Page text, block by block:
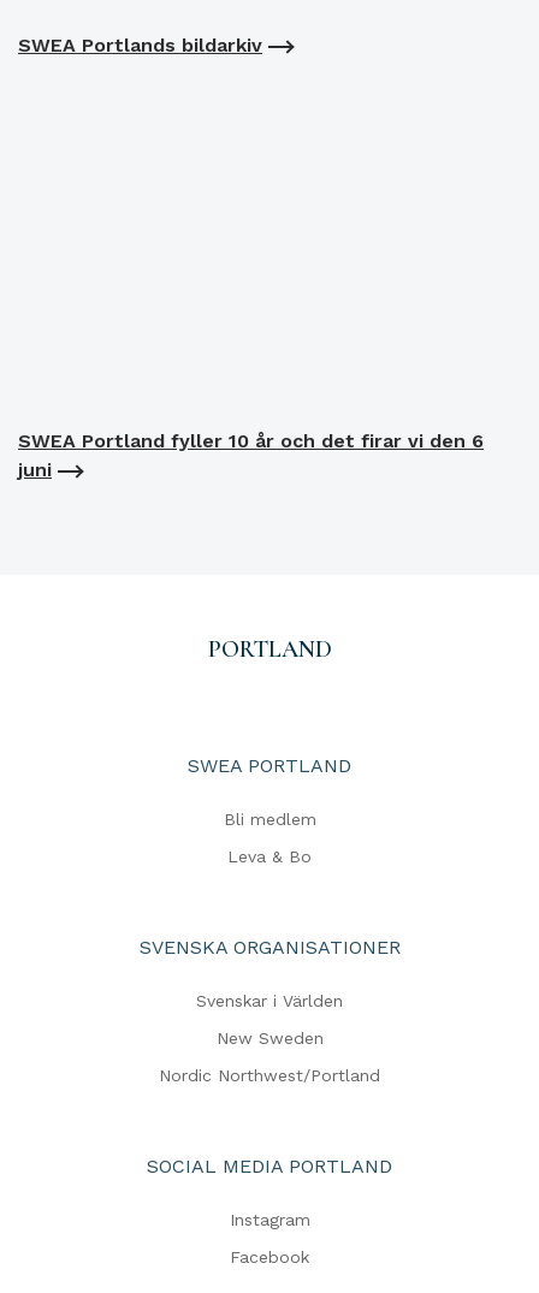
SWEA Portlands bildarkiv
SWEA Portland fyller 10 år och det firar vi den 6
juni
PORTLAND
SWEA PORTLAND
Bli medlem
Leva & Bo
SVENSKA ORGANISATIONER
Svenskar i Världen
New Sweden
Nordic Northwest/Portland
SOCIAL MEDIA PORTLAND
Instagram
Facebook